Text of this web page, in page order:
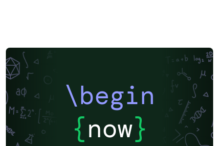
\begin
{now}